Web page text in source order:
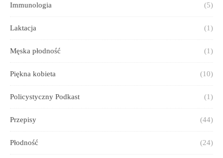
Immunologia (5)
Laktacja (1)
Męska płodność (1)
Piękna kobieta (10)
Policystyczny Podkast (1)
Przepisy (44)
Płodność (24)